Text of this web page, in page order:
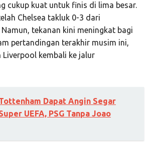
cukup kuat untuk finis di lima besar.
Chelsea takluk 0-3 dari
Namun, tekanan kini meningkat bagi
pertandingan terakhir musim ini,
Liverpool kembali ke jalur
Dapat Angin Segar
UEFA, PSG Tanpa Joao